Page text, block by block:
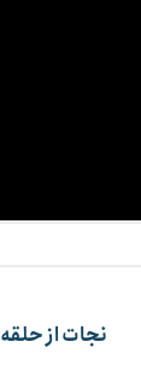
نجات از حلقه